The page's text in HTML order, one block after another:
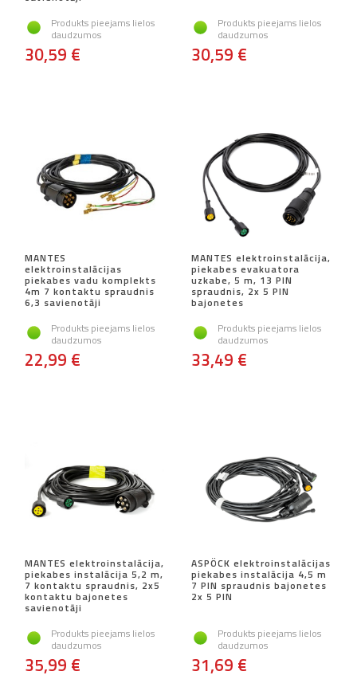
Produkts pieejams lielos
daudzumos
30,59 €
Produkts pieejams lielos
daudzumos
30,59 €
MANTES
elektroinstalācijas
piekabes vadu komplekts
4m 7 kontaktu spraudnis
6,3 savienotāji
Produkts pieejams lielos
daudzumos
22,99 €
MANTES elektroinstalācija,
piekabes evakuatora
uzkabe, 5 m, 13 PIN
spraudnis, 2x 5 PIN
bajonetes
Produkts pieejams lielos
daudzumos
33,49 €
MANTES elektroinstalācija,
piekabes instalācija 5,2 m,
7 kontaktu spraudnis, 2x5
kontaktu bajonetes
savienotāji
Produkts pieejams lielos
daudzumos
35,99 €
ASPÖCK elektroinstalācijas
piekabes instalācija 4,5 m
7 PIN spraudnis bajonetes
2x 5 PIN
Produkts pieejams lielos
daudzumos
31,69 €